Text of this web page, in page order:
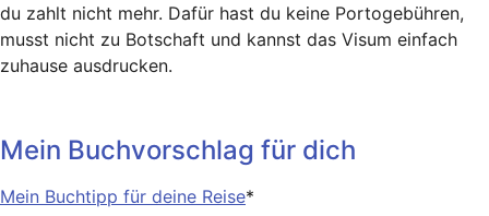
du zahlt nicht mehr. Dafür hast du keine Portogebühren,
musst nicht zu Botschaft und kannst das Visum einfach
zuhause ausdrucken.
Mein Buchvorschlag für dich
Mein Buchtipp für deine Reise*